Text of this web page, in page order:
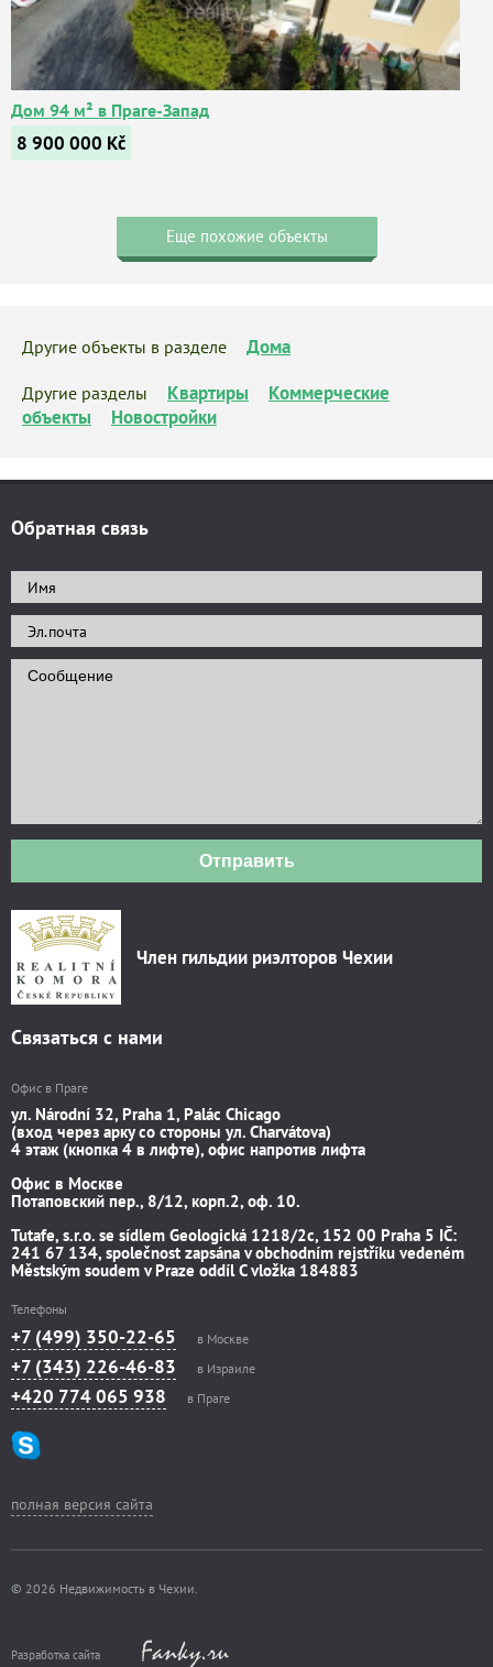
Дом 94 м² в Праге-Запад
8 900 000 Kč
Еще похожие объекты
Другие объекты в разделе Дома
Другие разделы Квартиры
Коммерческие
объекты
Новостройки
Обратная связь
Отправить
Член гильдии риэлторов Чехии
Связаться с нами
Офис в Праге
ул. Národní 32, Praha 1, Palác Chicago
(вход через арку со стороны ул. Charvátova)
4 этаж (кнопка 4 в лифте), офис напротив лифта
Офис в Москве
Потаповский пер., 8/12, корп.2, оф. 10.
Tutafe, s.r.o. se sídlem Geologická 1218/2c, 152 00 Praha 5 IČ:
241 67 134, společnost zapsána v obchodním rejstříku vedeném
Městským soudem v Praze oddíl C vložka 184883
Телефоны
+7 (499) 350-22-65 в Москве
+7 (343) 226-46-83 в Израиле
+420 774 065 938 в Праге
полная версия сайта
© 2026 Недвижимость в Чехии.
Разработка сайта